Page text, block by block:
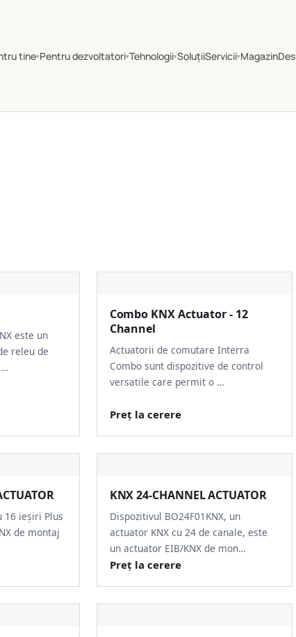
tine▾Pentru dezvoltatori▾Tehnologii▾SoluțiiServicii▾Magazin
este un
releu de
…
Combo KNX Actuator - 12
Channel
Actuatorii de comutare Interra
Combo sunt dispozitive de control
versatile care permit o …
Preț la cerere
16 ieșiri Plus
de montaj
KNX 24-CHANNEL ACTUATOR
Dispozitivul BO24F01KNX, un
actuator KNX cu 24 de canale, este
un actuator EIB/KNX de mon…
Preț la cerere